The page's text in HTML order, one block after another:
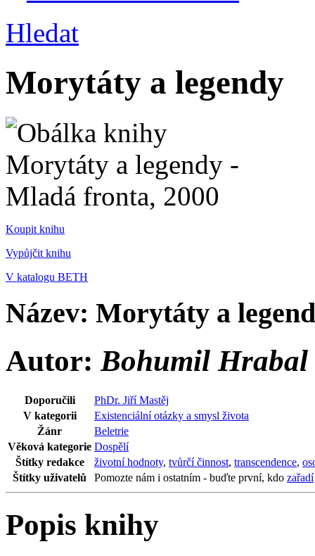
Hledat
Morytáty a legendy
Koupit knihu
Vypůjčit knihu
V katalogu BETH
Název: Morytáty a
Autor: Bohumil Hrabal
Doporučili
PhDr. Jiří Mastěj
V kategorii
Existenciální otázky a smysl života
Žánr
Beletrie
Věková kategorie Dospělí
Štítky redakce
životní hodnoty, tvůrčí činnost, transcendence,
Štítky uživatelů
Pomozte nám i ostatním - buďte první, kdo zařadí
Popis knihy